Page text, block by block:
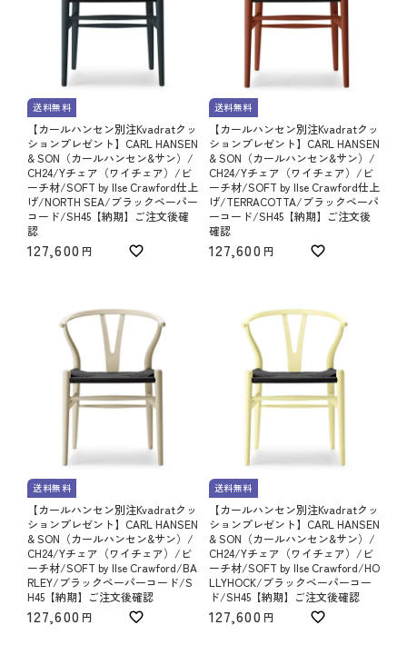
送料無料
【カールハンセン別注Kvadratクッ
ションプレゼント】CARL HANSEN
& SON（カールハンセン&サン）/
CH24/Yチェア（ワイチェア）/ビ
ーチ材/SOFT by Ilse Crawford仕上
げ/NORTH SEA/ブラックペーパー
コード/SH45【納期】ご注文後確
認
127,600
送料無料
【カールハンセン別注Kvadratクッ
ションプレゼント】CARL HANSEN
& SON（カールハンセン&サン）/
CH24/Yチェア（ワイチェア）/ビ
ーチ材/SOFT by Ilse Crawford仕上
げ/TERRACOTTA/ブラックペーパ
ーコード/SH45【納期】ご注文後
確認
127,600
送料無料
【カールハンセン別注Kvadratクッ
ションプレゼント】CARL HANSEN
& SON（カールハンセン&サン）/
CH24/Yチェア（ワイチェア）/ビ
ーチ材/SOFT by Ilse Crawford/BA
RLEY/ブラックペーパーコード/S
H45【納期】ご注文後確認
127,600
送料無料
【カールハンセン別注Kvadratクッ
ションプレゼント】CARL HANSEN
& SON（カールハンセン&サン）/
CH24/Yチェア（ワイチェア）/ビ
ーチ材/SOFT by Ilse Crawford/HO
LLYHOCK/ブラックペーパーコー
ド/SH45【納期】ご注文後確認
127,600